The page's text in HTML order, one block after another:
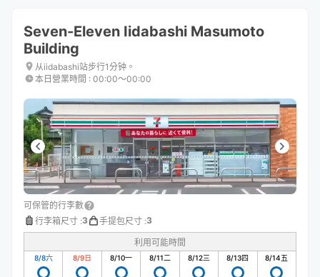
Seven-Eleven Iidabashi Masumoto
Building
从iidabashi站步行1分钟。
本日營業時間 : 00:00〜00:00
可保管的行李數
行李箱尺寸 :3 手提包尺寸 :3
利用可能時間
8/8六 8/9日 8/10一 8/11二 8/12三 8/13四 8/14五